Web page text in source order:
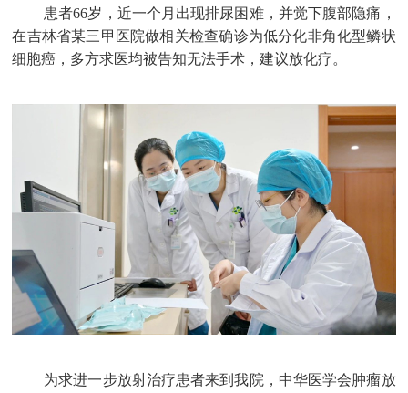
患者66岁，近一个月出现排尿困难，并觉下腹部隐痛，
在吉林省某三甲医院做相关检查确诊为低分化非角化型鳞状
细胞癌，多方求医均被告知无法手术，建议放化疗。
为求进一步放射治疗患者来到我院，中华医学会肿瘤放